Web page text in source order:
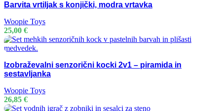
Barvita vrtiljak s konjički, modra vrtavka
Woopie Toys
25,00 €
Izobraževalni senzorični kocki 2v1 – piramida in
sestavljanka
Woopie Toys
26,85 €